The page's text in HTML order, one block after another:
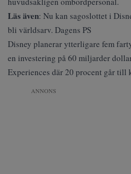
Läs även: Nu kan sagoslottet i
bli världsarv. Dagens PS
Disney planerar ytterligare fem
en investering på 60 miljarder
Experiences där 20 procent går till
ANNONS